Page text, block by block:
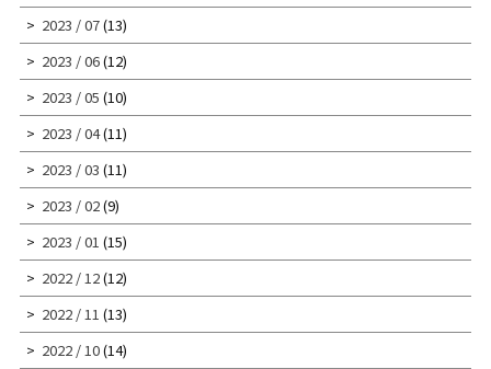
2023 / 07(13)
2023 / 06(12)
2023 / 05 (10)
2023 / 04(11)
2023 / 03 (11)
2023 / 02(9)
2023 / 01 (15)
2022 / 12(12)
2022 / 11 (13)
2022 / 10(14)